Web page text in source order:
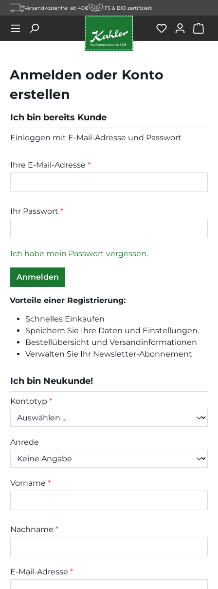
Zum Hauptinhalt springen
Versandkostenfrei ab 40€ IFS & BIO zertifiziert
Du hast 0
Anmelden oder Konto
erstellen
Ich bin bereits Kunde
Einloggen mit E-Mail-Adresse und Passwort
Ihre E-Mail-Adresse *
Ihr Passwort *
Ich habe mein Passwort vergessen.
Anmelden
Vorteile einer Registrierung:
Schnelles Einkaufen
Speichern Sie Ihre Daten und Einstellungen.
Bestellübersicht und Versandinformationen
Verwalten Sie Ihr Newsletter-Abonnement
Ich bin Neukunde!
Persönliche Informationen
Kontotyp *
Anrede
Vorname *
Nachname *
E-Mail-Adresse *